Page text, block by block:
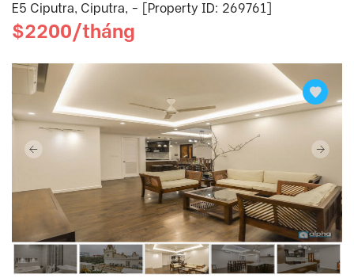
E5 Ciputra, Ciputra, - [Property ID: 269761]
$2200/tháng